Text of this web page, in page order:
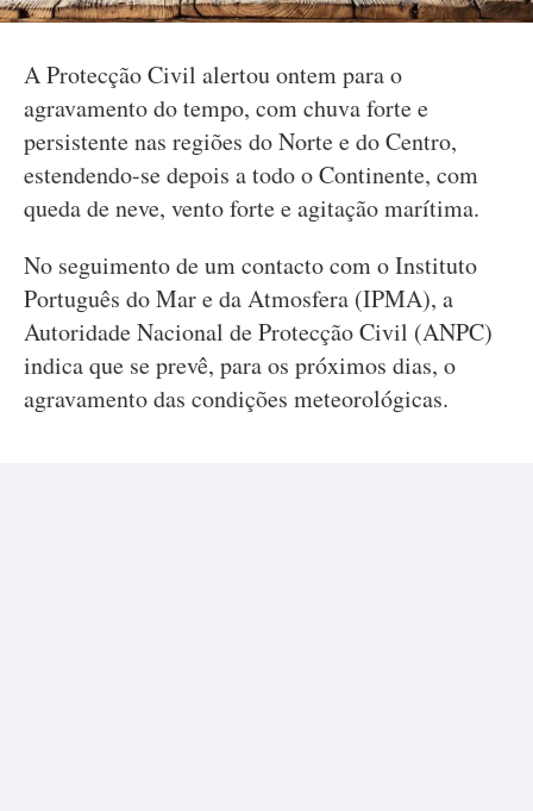
A Protecção Civil alertou ontem para o
agravamento do tempo, com chuva forte e
persistente nas regiões do Norte e do Centro,
estendendo-se depois a todo o Continente, com
queda de neve, vento forte e agitação marítima.
No seguimento de um contacto com o Instituto
Português do Mar e da Atmosfera (IPMA), a
Autoridade Nacional de Protecção Civil (ANPC)
indica que se prevê, para os próximos dias, o
agravamento das condições meteorológicas.